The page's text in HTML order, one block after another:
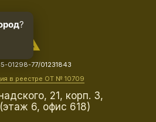
21, корп. 3,
6, офис 618)
01298-77/01231843
в реестре ОТ № 10709
?